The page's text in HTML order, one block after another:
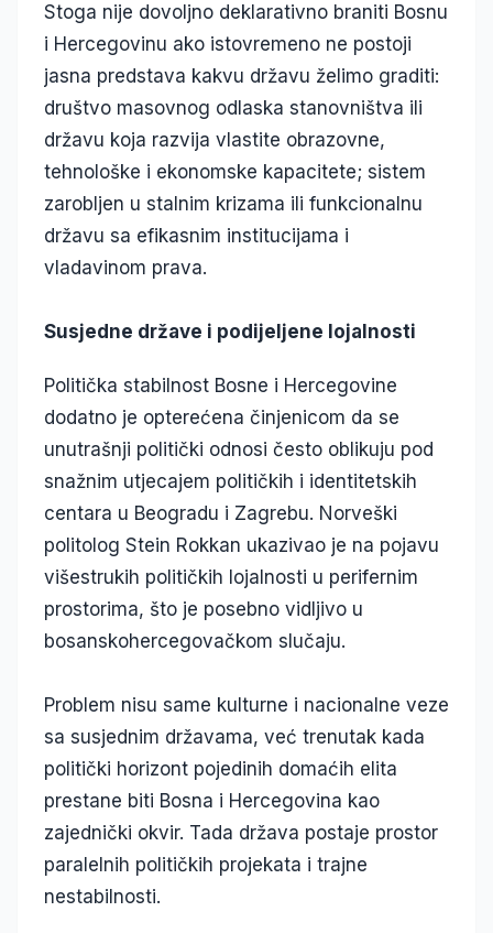
Stoga nije dovoljno deklarativno braniti Bosnu
i Hercegovinu ako istovremeno ne postoji
jasna predstava kakvu državu želimo graditi:
društvo masovnog odlaska stanovništva ili
državu koja razvija vlastite obrazovne,
tehnološke i ekonomske kapacitete; sistem
zarobljen u stalnim krizama ili funkcionalnu
državu sa efikasnim institucijama i
vladavinom prava.
Susjedne države i podijeljene lojalnosti
Politička stabilnost Bosne i Hercegovine
dodatno je opterećena činjenicom da se
unutrašnji politički odnosi često oblikuju pod
snažnim utjecajem političkih i identitetskih
centara u Beogradu i Zagrebu. Norveški
politolog Stein Rokkan ukazivao je na pojavu
višestrukih političkih lojalnosti u perifernim
prostorima, što je posebno vidljivo u
bosanskohercegovačkom slučaju.
Problem nisu same kulturne i nacionalne veze
sa susjednim državama, već trenutak kada
politički horizont pojedinih domaćih elita
prestane biti Bosna i Hercegovina kao
zajednički okvir. Tada država postaje prostor
paralelnih političkih projekata i trajne
nestabilnosti.